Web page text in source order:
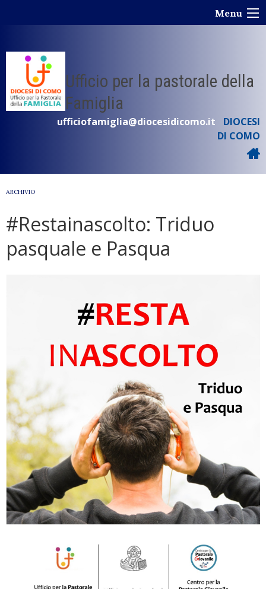
Menu
Ufficio per la pastorale della
Famiglia
ufficiofamiglia@diocesidicomo.it
DIOCESI
DI COMO
ARCHIVIO
#Restainascolto: Triduo
pasquale e Pasqua